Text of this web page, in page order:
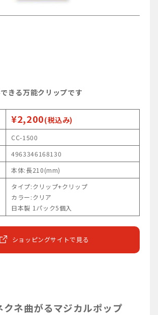
きる万能クリップです
¥2,200(税込み)
CC-1500
4963346168130
本体:長210(mm)
タイプ:クリップ+クリップ
カラー:クリア
日本製 1パック5個入
ショッピングサイトで見る
クネ曲がるマジカルポップ